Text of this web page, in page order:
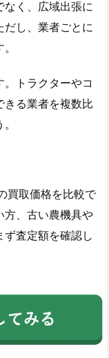
く、広域出張に
し、業者ごとに
トラクターやコ
きる業者を複数比
買取価格を比較で
方、古い農機具や
査定額を確認し